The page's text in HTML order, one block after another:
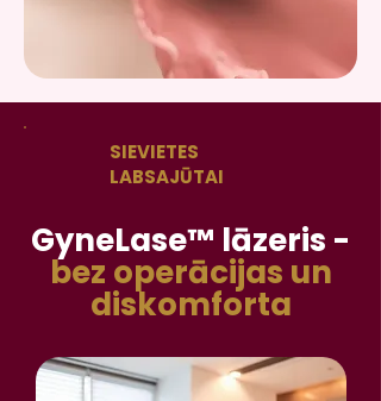
SIEVIETES
LABSAJŪTAI
GyneLase™ lāzeris -
bez operācijas un
diskomforta